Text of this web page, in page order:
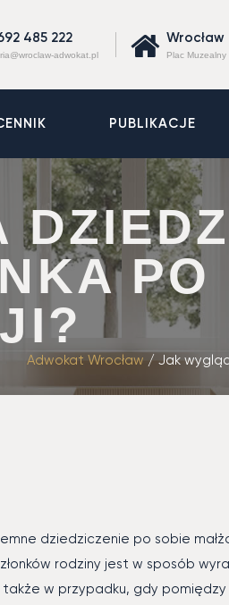
485 222
adwokat.pl
Wrocław
Plac Muzealny
PUBLIKACJE
PO
Adwokat Wrocław / Jak
dziedziczenie po sobie
rodziny jest w sposób
w przypadku, gdy pomiędzy